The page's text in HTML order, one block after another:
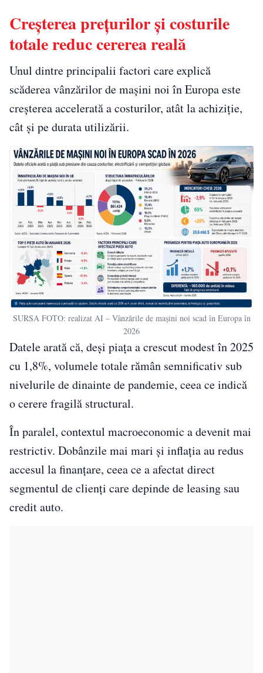
Creșterea prețurilor și costurile
totale reduc cererea reală
Unul dintre principalii factori care explică
scăderea vânzărilor de mașini noi în Europa este
creșterea accelerată a costurilor, atât la achiziție,
cât și pe durata utilizării.
SURSA FOTO: realizat AI – Vânzările de mașini noi scad în Europa în
2026
Datele arată că, deși piața a crescut modest în 2025
cu 1,8%, volumele totale rămân semnificativ sub
nivelurile de dinainte de pandemie, ceea ce indică
o cerere fragilă structural.
În paralel, contextul macroeconomic a devenit mai
restrictiv. Dobânzile mai mari și inflația au redus
accesul la finanțare, ceea ce a afectat direct
segmentul de clienți care depinde de leasing sau
credit auto.